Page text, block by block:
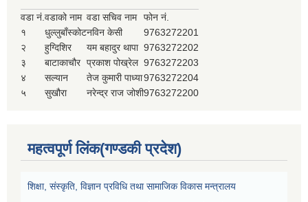
वडा नं.वडाको नाम वडा सचिव नाम
फोन नं.
१
धुल्लुबाँस्कोटनविन केसी
9763272201
२
हुग्दिशिर यम बहादुर थापा 9763272202
३
बाटाकाचौर प्रकाश पोख्रेल 9763272203
४
सल्यान तेज कुमारी पाध्या9763272204
५
सुखौरा नरेन्द्र राज जोशी9763272200
महत्वपूर्ण लिंक(गण्डकी प्रदेश)
शिक्षा, संस्कृति, विज्ञान प्रविधि तथा सामाजिक विकास मन्त्रालय